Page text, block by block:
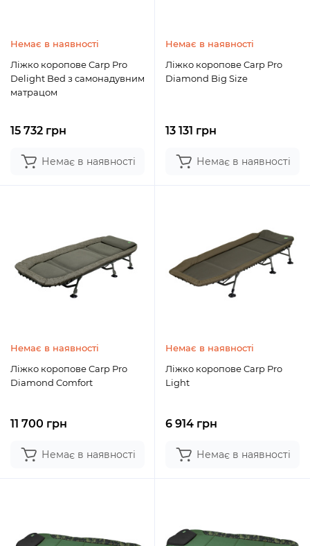
Немає в наявності
Ліжко коропове Carp Pro
Delight Bed з самонадувним
матрацом
15 732 грн
Немає в наявності
Немає в наявності
Ліжко коропове Carp Pro
Diamond Big Size
13 131 грн
Немає в наявності
Немає в наявності
Ліжко коропове Carp Pro
Diamond Comfort
11 700 грн
Немає в наявності
Немає в наявності
Ліжко коропове Carp Pro
Light
6 914 грн
Немає в наявності